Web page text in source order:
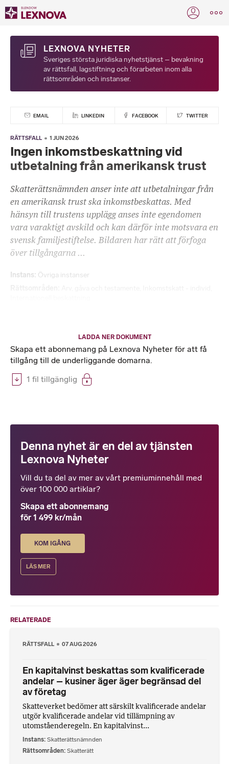
LEXNOVA NYHETER
Sveriges största juridiska nyhetstjänst – bevakning
av rättsfall, lagstiftning och förarbeten inom alla
rättsområden och instanser.
EMAIL LINKEDIN FACEBOOK TWITTER
RÄTTSFALL 1 JUN 2026
Ingen inkomstbeskattning vid
utbetalning från amerikansk trust
Skatterättsnämnden anser inte att utbetalningar från
en amerikansk trust ska inkomstbeskattas. Med
hänsyn till trustens upplägg anses inte egendomen
vara varaktigt avskild och kan därför inte motsvara en
svensk familjestiftelse. Bildaren har rätt att förfoga
över tillgångarna ...
Instans Övriga instanser
LADDA NER DOKUMENT
Skapa ett abonnemang på Lexnova Nyheter för att få
tillgång till de underliggande domarna.
1 fil tillgänglig
Denna nyhet är en del av tjänsten
Lexnova Nyheter
Vill du ta del av mer av vårt premiuminnehåll med
över 100 000 artiklar?
Skapa ett abonnemang
för 1 499 kr/mån
KOM IGÅNG
LÄS MER
RELATERADE
RÄTTSFALL 07 AUG 2026
En kapitalvinst beskattas som kvalificerade
andelar – kusiner äger äger begränsad del
av företag
Skatteverket bedömer att särskilt kvalificerade andelar
utgör kvalificerade andelar vid tillämpning av
utomståenderegeln. En kapitalvinst...
Instans Skatterättsnämnden
Rättsområden Skatterätt